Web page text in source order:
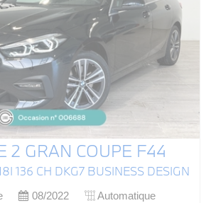
2 GRAN COUPE F44
136 CH DKG7 BUSINESS DESIGN
08/2022
Automatique